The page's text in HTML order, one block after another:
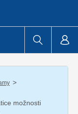
/
možnosti